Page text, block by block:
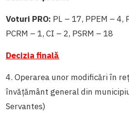
Voturi PRO: PL – 17, PPEM – 4,
PCRM – 1, CI – 2, PSRM – 18
Decizia finală
4. Operarea unor modificări în
învățământ general din
Servantes)